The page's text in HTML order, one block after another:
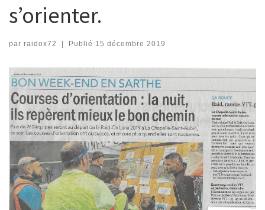
s’orienter.
par raidox72 | Publié 15 décembre 2019